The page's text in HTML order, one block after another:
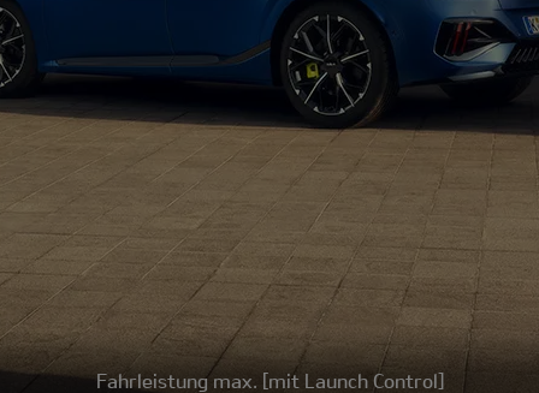
Fahrleistung max. [mit Launch Control]